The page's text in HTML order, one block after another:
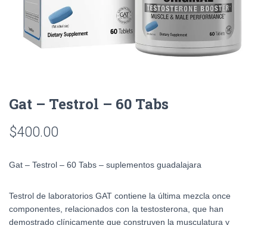
Gat – Testrol – 60 Tabs
$400.00
Gat – Testrol – 60 Tabs – suplementos guadalajara
Testrol de laboratorios GAT contiene la última mezcla once
componentes, relacionados con la testosterona, que han
demostrado clínicamente que construyen la musculatura y